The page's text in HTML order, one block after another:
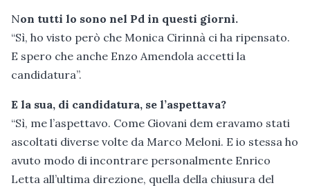
Non tutti lo sono nel Pd in questi giorni.
“Sì, ho visto però che Monica Cirinnà ci ha ripensato.
E spero che anche Enzo Amendola accetti la
candidatura”.
E la sua, di candidatura, se l’aspettava?
“Sì, me l’aspettavo. Come Giovani dem eravamo stati
ascoltati diverse volte da Marco Meloni. E io stessa ho
avuto modo di incontrare personalmente Enrico
Letta all’ultima direzione, quella della chiusura del